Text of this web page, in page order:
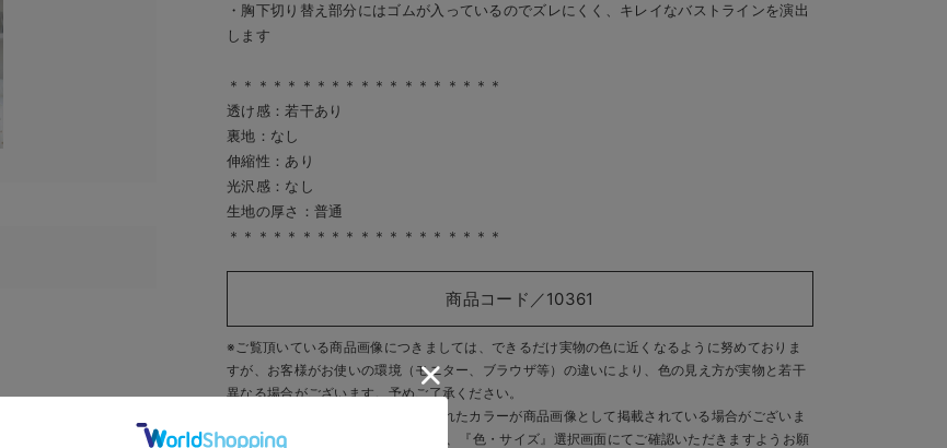
・胸下切り替え部分にはゴムが入っているのでズレにくく、キレイなバストラインを演出
します
＊＊＊＊＊＊＊＊＊＊＊＊＊＊＊＊＊＊＊
透け感：若干あり
裏地：なし
伸縮性：あり
光沢感：なし
生地の厚さ：普通
＊＊＊＊＊＊＊＊＊＊＊＊＊＊＊＊＊＊＊
商品コード／10361
※ご覧頂いている商品画像につきましては、できるだけ実物の色に近くなるように努めておりま
すが、 お客様がお使いの環境（モニター、ブラウザ等）の違いにより、色の見え方が実物と若干
異なる場合がございます。予めご了承ください。
また、商品の機能説明の為、完売されたカラーが商品画像として掲載されている場合がございま
す。 販売中のカラーにつきましては、『色・サイズ』選択画面にてご確認いただきますようお願
カートへ進む
関連商品
3